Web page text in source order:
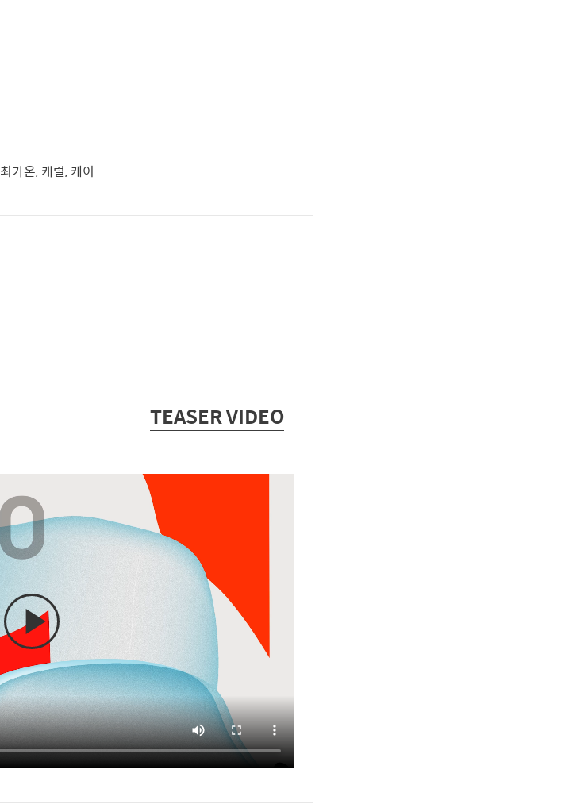
가온, 캐럴, 케이
TEASER VIDEO